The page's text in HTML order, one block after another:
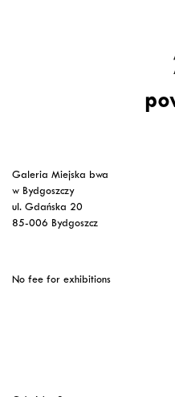
Galeria Miejska bwa
w Bydgoszczy
ul. Gdańska 20
85-006 Bydgoszcz
No fee for exhibitions